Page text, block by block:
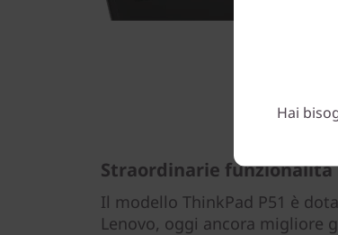
Straordinarie
Il modello ThinkPad P51 è
Lenovo, oggi ancora migliore
Hai